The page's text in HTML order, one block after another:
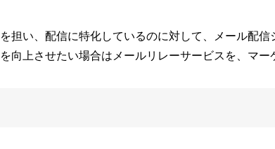
担い、配信に特化しているのに対して、メール配
向上させたい場合はメールリレーサービスを、マ